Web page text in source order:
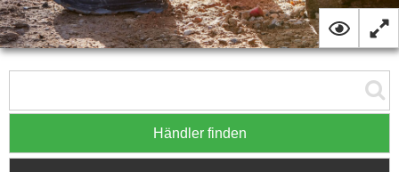
Händler finden